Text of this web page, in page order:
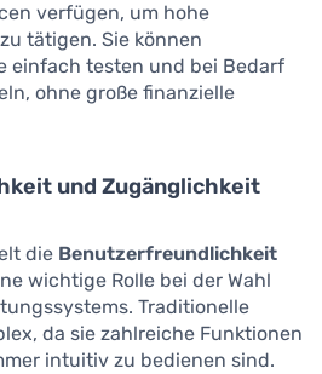
verfügen, um hohe
tätigen. Sie können
einfach testen und bei Bedarf
ohne große finanzielle
und Zugänglichkeit
die Benutzerfreundlichkeit
wichtige Rolle bei der Wahl
Traditionelle
da sie zahlreiche Funktionen
intuitiv zu bedienen sind.